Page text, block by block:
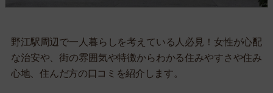
野江駅周辺で一人暮らしを考えている人必見！女性が心配
な治安や、街の雰囲気や特徴からわかる住みやすさや住み
心地、住んだ方の口コミを紹介します。